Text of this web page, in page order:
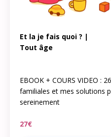
Et la je fais quoi ? |
Tout âge
EBOOK + COURS VIDEO :
familiales et mes solutions
sereinement
27€